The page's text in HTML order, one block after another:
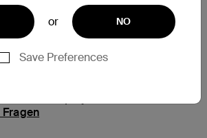
or NO
Save Preferences
das Belkin SCREENFORCE™ -